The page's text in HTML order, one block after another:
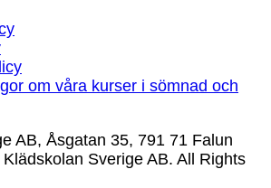
om våra kurser i sömnad och
AB, Åsgatan 35, 791 71 Falun
Sverige AB. All Rights